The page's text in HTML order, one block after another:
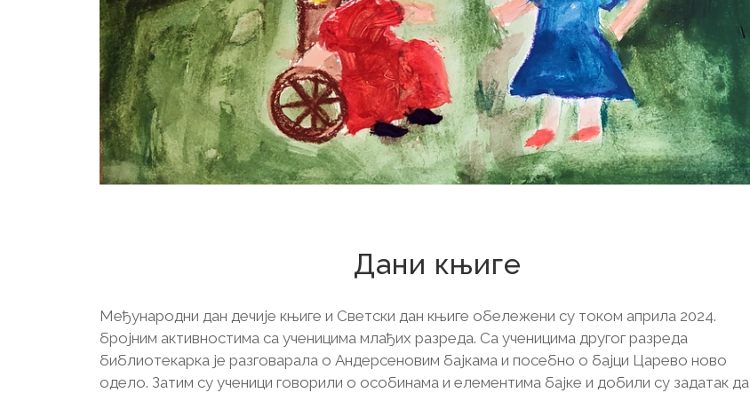
Дани књиге
Међународни дан дечије књиге и Светски дан књиге обележени су током априла 2024.
бројним активностима са ученицима млађих разреда. Са ученицима другог разреда
библиотекарка је разговарала о Андерсеновим бајкама и посебно о бајци Царево ново
одело. Затим су ученици говорили о особинама и елементима бајке и добили су задатак да